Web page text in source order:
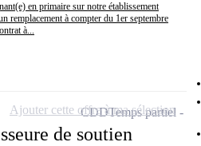
en primaire sur notre établissement
remplacement à compter du 1er septembre
à...
de soutien
CDDTemps partiel
Ajouter cette offre à ma sélection